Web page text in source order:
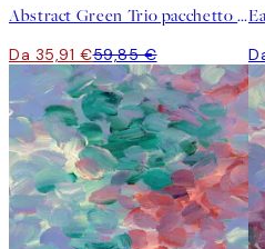
Abstract Green Trio pacchetto di poster
Da 35,91 €59,85 €